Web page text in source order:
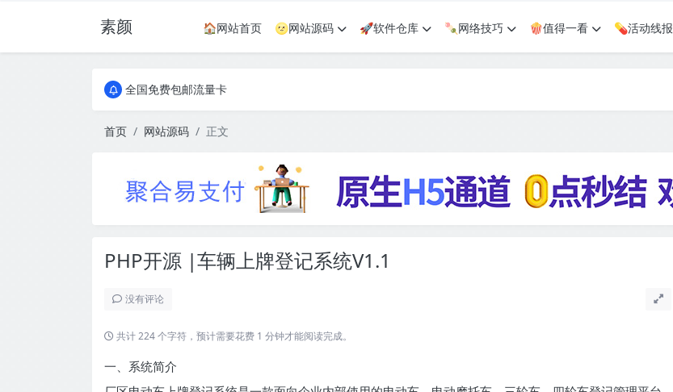
素颜 🏠网站首页 🌝网站源码 🚀软件仓库 🍡网络技巧 🍿值得一看 💊活动线报
全国免费包邮流量卡
全国免费包邮流量卡
首页
网站源码 正文
PHP开源 |车辆上牌登记系统V1.1
没有评论
共计 224 个字符，预计需要花费 1 分钟才能阅读完成。
一、系统简介